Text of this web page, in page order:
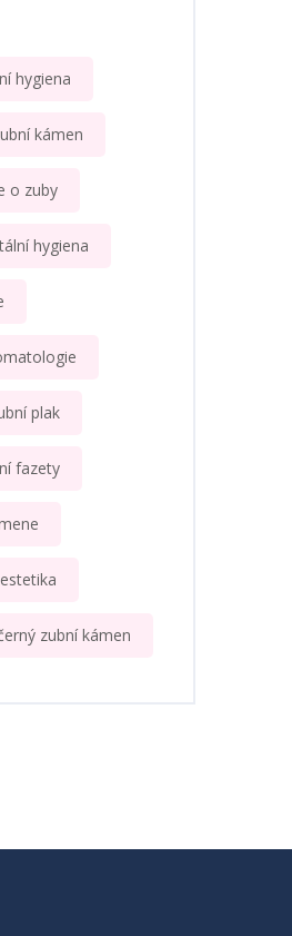
hygiena
kámen
o zuby
hygiena
plak
fazety
zubní kámen